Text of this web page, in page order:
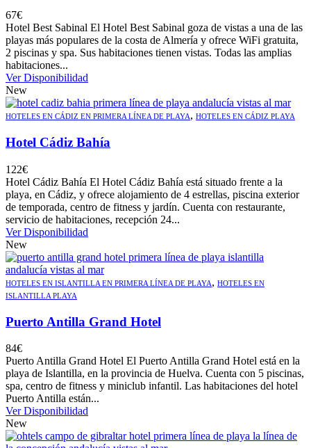
67€
Hotel Best Sabinal El Hotel Best Sabinal goza de vistas a una de las
playas más populares de la costa de Almería y ofrece WiFi gratuita,
2 piscinas y spa. Sus habitaciones tienen vistas. Todas las amplias
habitaciones...
Ver Disponibilidad
New
HOTELES EN CÁDIZ EN PRIMERA LÍNEA DE PLAYA, HOTELES EN CÁDIZ PLAYA
Hotel Cádiz Bahía
122€
Hotel Cádiz Bahía El Hotel Cádiz Bahía está situado frente a la
playa, en Cádiz, y ofrece alojamiento de 4 estrellas, piscina exterior
de temporada, centro de fitness y jardín. Cuenta con restaurante,
servicio de habitaciones, recepción 24...
Ver Disponibilidad
New
HOTELES EN ISLANTILLA EN PRIMERA LÍNEA DE PLAYA, HOTELES EN
ISLANTILLA PLAYA
Puerto Antilla Grand Hotel
84€
Puerto Antilla Grand Hotel El Puerto Antilla Grand Hotel está en la
playa de Islantilla, en la provincia de Huelva. Cuenta con 5 piscinas,
spa, centro de fitness y miniclub infantil. Las habitaciones del hotel
Puerto Antilla están...
Ver Disponibilidad
New